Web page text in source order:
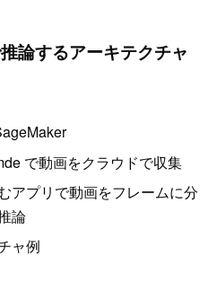
論するアーキテクチャ
で動画をクラウドで収集
アプリで動画をフレームに分
論
ャ例